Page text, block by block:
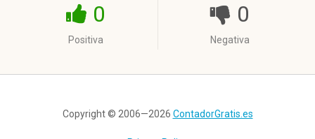
0
Positiva
0
Negativa
Copyright © 2006—2026 ContadorGratis.es